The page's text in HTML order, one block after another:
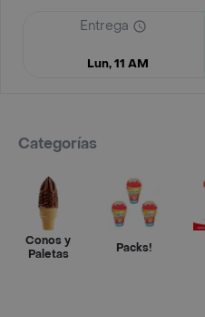
Entrega
Lun, 11 AM
Categorías
Conos y
Paletas
Packs!